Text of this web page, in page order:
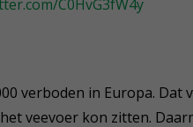
C0HvG3fW4y
verboden in Europa. Dat
veevoer kon zitten.